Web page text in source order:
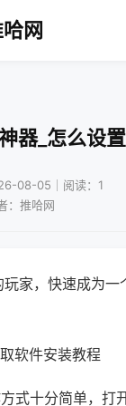
网
器_怎么设
08-05｜阅读：1
：推哈网
家，快速成为一
软件安装教程
式十分简单，打